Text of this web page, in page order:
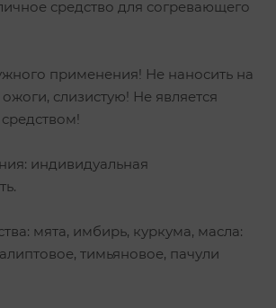
средство для согревающего
применения! Не наносить на
слизистую! Не является
индивидуальная
мята, имбирь, куркума, масла:
тимьяновое, пачули